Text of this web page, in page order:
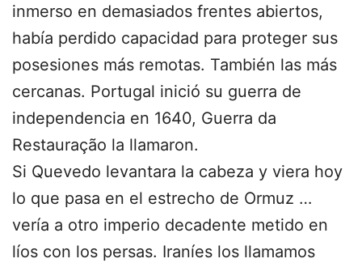
inmerso en demasiados frentes abiertos,
había perdido capacidad para proteger sus
posesiones más remotas. También las más
cercanas. Portugal inició su guerra de
independencia en 1640, Guerra da
Restauração la llamaron.
Si Quevedo levantara la cabeza y viera hoy
lo que pasa en el estrecho de Ormuz …
vería a otro imperio decadente metido en
líos con los persas. Iraníes los llamamos